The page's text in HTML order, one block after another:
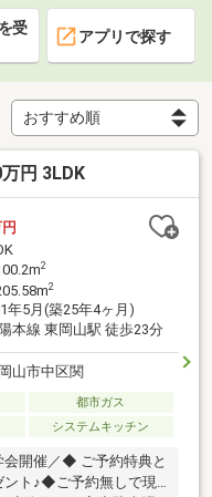
受
アプリで探す
円 3LDK
2
2
年5月(築25年4ヶ月)
陽本線 東岡山駅 徒歩23分
山市中区関
都市ガス
システムキッチン
会開催／◆ ご予約特典と
ント♪◆ご予約無しで現